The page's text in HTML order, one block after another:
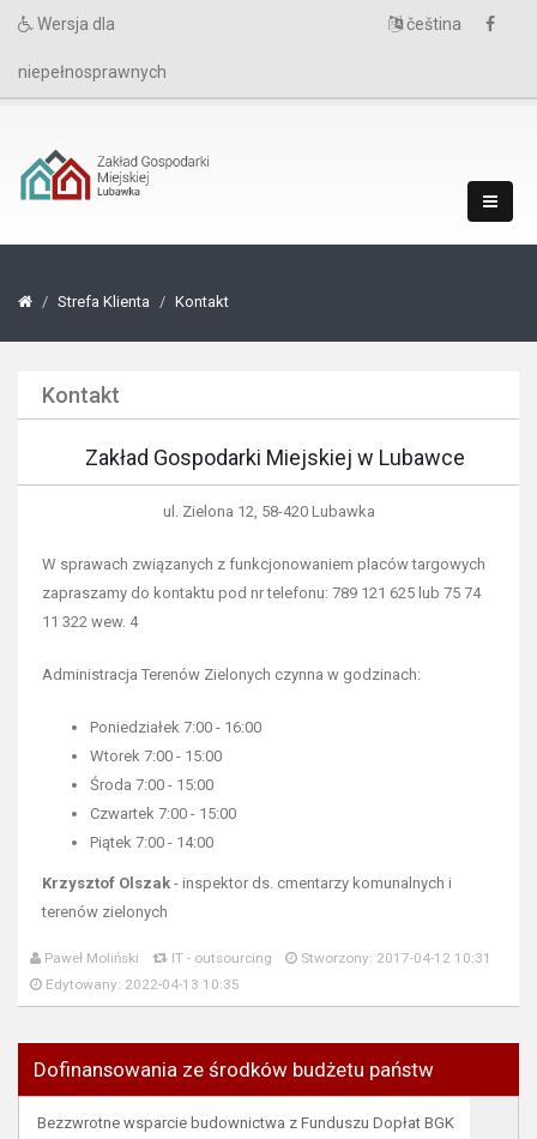
Wersja dla
niepełnosprawnych
čeština
Strefa Klienta Kontakt
Kontakt
Zakład Gospodarki Miejskiej w Lubawce
ul. Zielona 12, 58-420 Lubawka
W sprawach związanych z funkcjonowaniem placów targowych
zapraszamy do kontaktu pod nr telefonu: 789 121 625 lub 75 74
11 322 wew. 4
Administracja Terenów Zielonych czynna w godzinach:
Poniedziałek 7:00 - 16:00
Wtorek 7:00 - 15:00
Środa 7:00 - 15:00
Czwartek 7:00 - 15:00
Piątek 7:00 - 14:00
Krzysztof Olszak - inspektor ds. cmentarzy komunalnych i
terenów zielonych
Paweł Moliński IT - outsourcing
Stworzony: 2017-04-12 10:31
Edytowany: 2022-04-13 10:35
Dofinansowania ze środków budżetu państw
Bezzwrotne wsparcie budownictwa z Funduszu Dopłat BGK